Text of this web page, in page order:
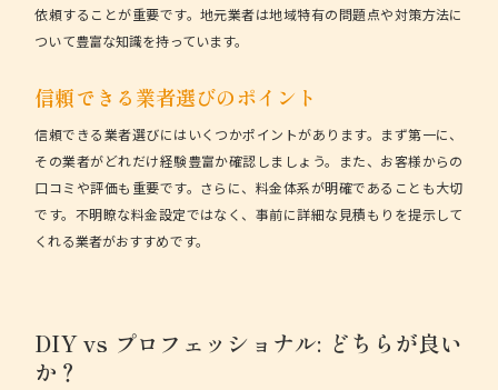
依頼することが重要です。地元業者は地域特有の問題点や対策方法に
ついて豊富な知識を持っています。
信頼できる業者選びのポイント
信頼できる業者選びにはいくつかポイントがあります。まず第一に、
その業者がどれだけ経験豊富か確認しましょう。また、お客様からの
口コミや評価も重要です。さらに、料金体系が明確であることも大切
です。不明瞭な料金設定ではなく、事前に詳細な見積もりを提示して
くれる業者がおすすめです。
DIY vs プロフェッショナル: どちらが良い
か？